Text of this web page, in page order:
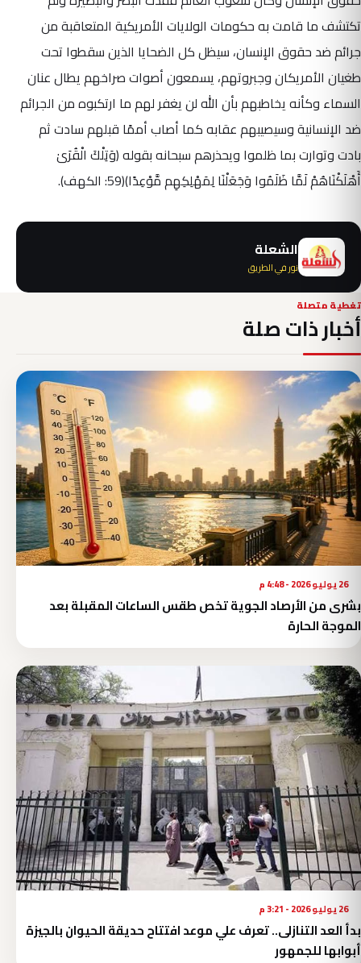
تكتشف ما قامت به حكومات الولايات الأمريكية المتعاقبة من
جرائم ضد حقوق الإنسان، سيظل كل الضحايا الذين سقطوا تحت
طغيان الأمريكان وجبروتهم، يسمعون أصوات صراخهم يطال عنان
السماء وكأنه يخاطبهم بأن الله لن يغفر لهم ما ارتكبوه من الجرائم
ضد الإنسانية وسيصيبهم عقابه كما أصاب أممًا قبلهم سادت ثم
بادت وتوارت بما ظلموا ويحذرهم سبحانه بقوله (وَتِلْكَ الْقُرَىٰ
أَهْلَكْنَاهُمْ لَمَّا ظَلَمُوا وَجَعَلْنَا لِمَهْلِكِهِم مَّوْعِدًا)(59: الكهف).
الشعلة
نور في الطريق
تغطية متصلة
أخبار ذات صلة
26 يوليو 2026 - 4:48 م
بشرى من الأرصاد الجوية تخص طقس الساعات المقبلة بعد
الموجة الحارة
26 يوليو 2026 - 3:21 م
بدأ العد التنازلى.. تعرف علي موعد افتتاح حديقة الحيوان بالجيزة
أبوابها للجمهور